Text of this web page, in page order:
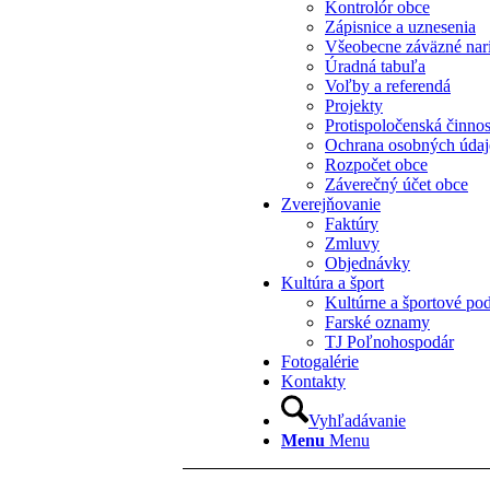
Kontrolór obce
Zápisnice a uznesenia
Všeobecne záväzné
Úradná tabuľa
Voľby a referendá
Projekty
Protispoločenská
Ochrana osobných
Rozpočet obce
Záverečný účet obce
Zverejňovanie
Faktúry
Zmluvy
Objednávky
Kultúra a šport
Kultúrne a športové
Farské oznamy
TJ Poľnohospodár
Fotogalérie
Kontakty
Vyhľadávanie
Menu Menu